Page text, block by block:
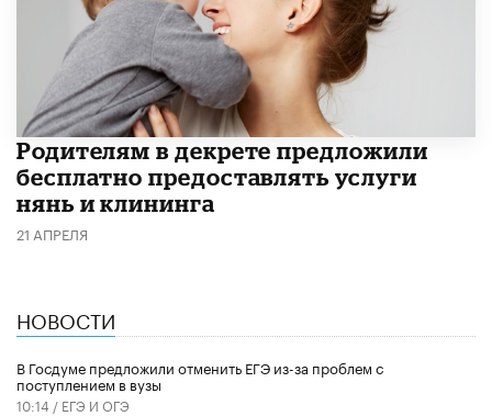
Родителям в декрете предложили
бесплатно предоставлять услуги
нянь и клининга
21 АПРЕЛЯ
НОВОСТИ
В Госдуме предложили отменить ЕГЭ из-за проблем с
поступлением в вузы
10:14 / ЕГЭ И ОГЭ